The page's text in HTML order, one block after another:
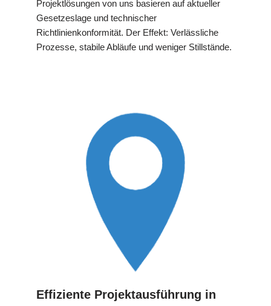
Projektlösungen von uns basieren auf aktueller
Gesetzeslage und technischer
Richtlinienkonformität. Der Effekt: Verlässliche
Prozesse, stabile Abläufe und weniger Stillstände.
Effiziente Projektausführung in